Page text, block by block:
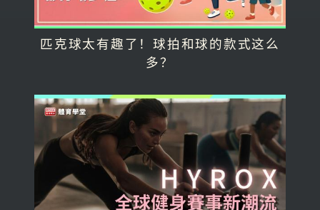
匹克球太有趣了！球拍和球的款式这么
多？